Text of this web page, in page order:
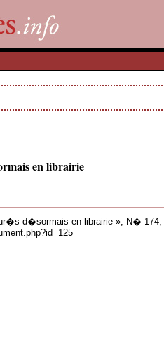
en librairie
d�sormais en librairie », N�